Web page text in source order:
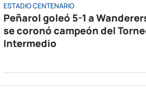
ESTADIO CENTENARIO
Peñarol goleó 5-1 a
se coronó campeón del
Intermedio